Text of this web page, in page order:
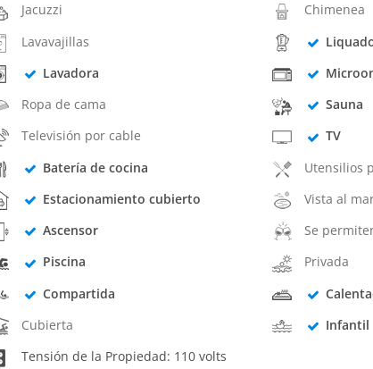
Jacuzzi
Chimenea
Lavavajillas
Lavadora
Ropa de cama
Sauna
Televisión por cable
TV
Batería de cocina
Utensilios
Estacionamiento cubierto
Vista al
Ascensor
Se
Piscina
Privada
Compartida
Cubierta
Infantil
Tensión de la Propiedad: 110 volts